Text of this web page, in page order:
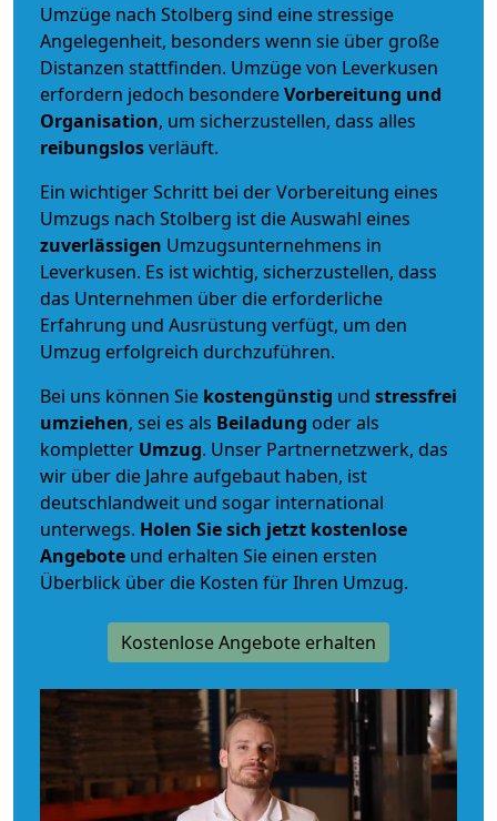
Umzüge nach Stolberg sind eine stressige
Angelegenheit, besonders wenn sie über große
Distanzen stattfinden. Umzüge von Leverkusen
erfordern jedoch besondereVorbereitung und
Organisation, um sicherzustellen, dass alles
reibungslosverläuft.
Ein wichtiger Schritt bei der Vorbereitung eines
Umzugs nach Stolberg ist die Auswahl eines
zuverlässigen Umzugsunternehmens in
Leverkusen. Es ist wichtig, sicherzustellen, dass
das Unternehmen über die erforderliche
Erfahrung und Ausrüstung verfügt, um den
Umzug erfolgreich durchzuführen.
Bei uns können Sie kostengünstig und stressfrei
umziehen, sei es als Beiladung oder als
kompletter Umzug. Unser Partnernetzwerk, das
wir über die Jahre aufgebaut haben, ist
deutschlandweit und sogar international
unterwegs. Holen Sie sich jetzt kostenlose
Angebote und erhalten Sie einen ersten
Überblick über die Kosten für Ihren Umzug.
Kostenlose Angebote erhalten